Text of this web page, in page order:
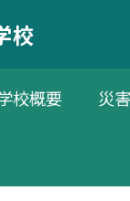
校
校概要 災